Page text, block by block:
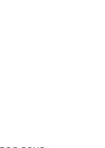
зона